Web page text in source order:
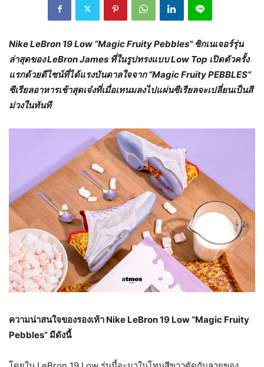
Nike LeBron 19 Low “Magic Fruity Pebbles” ซิกเนเจอร์รุ่น
ล่าสุดของLeBron James ที่ในรูปทรงแบบLow Top เปิดตัวครั้ง
แรกด้วยดีไซน์ที่ได้แรงบันดาลใจจาก“Magic Fruity PEBBLES”
ซีเรียลอาหารเช้าสุดเจ๋งที่เมื่อเทนมลงไปแผ่นซีเรียลจะเปลี่ยนเป็นสี
ม่วงในทันที
ความน่าสนใจของรองเท้า Nike LeBron 19 Low “Magic Fruity
Pebbles” มีดังนี้